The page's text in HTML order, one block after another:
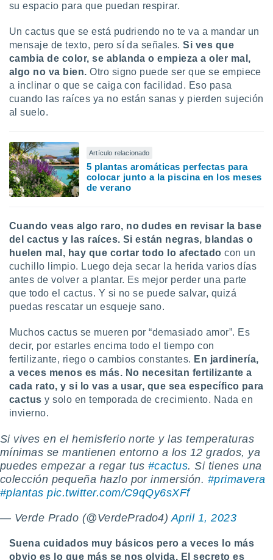
su espacio para que puedan respirar.
Un cactus que se está pudriendo no te va a mandar un
mensaje de texto, pero sí da señales.Si ves que
cambia de color, se ablanda o empieza a oler mal,
algo no va bien.Otro signo puede ser que se empiece
a inclinar o que se caiga con facilidad. Eso pasa
cuando las raíces ya no están sanas y pierden sujeción
al suelo.
Artículo relacionado
5 plantas aromáticas perfectas para
colocar junto a la piscina en los meses
de verano
Cuando veas algo raro, no dudes en revisar la base
del cactus y las raíces. Si están negras, blandas o
huelen mal, hay que cortar todo lo afectadocon un
cuchillo limpio. Luego deja secar la herida varios días
antes de volver a plantar. Es mejor perder una parte
que todo el cactus. Y si no se puede salvar, quizá
puedas rescatar un esqueje sano.
Muchos cactus se mueren por “demasiado amor”. Es
decir, por estarles encima todo el tiempo con
fertilizante, riego o cambios constantes. En jardinería,
a veces menos es más. No necesitan fertilizante a
cada rato, y si lo vas a usar, que sea específico para
cactus y solo en temporada de crecimiento. Nada en
invierno.
Si vives en el hemisferio norte y las temperaturas
mínimas se mantienen entorno a los 12 grados, ya
puedes empezar a regar tus #cactus. Si tienes una
colección pequeña hazlo por inmersión. #primavera
#plantas pic.twitter.com/C9qQy6sXFf
— Verde Prado (@VerdePrado4)April 1, 2023
Suena cuidados muy básicos pero a veces lo más
obvio es lo que más se nos olvida. El secreto es